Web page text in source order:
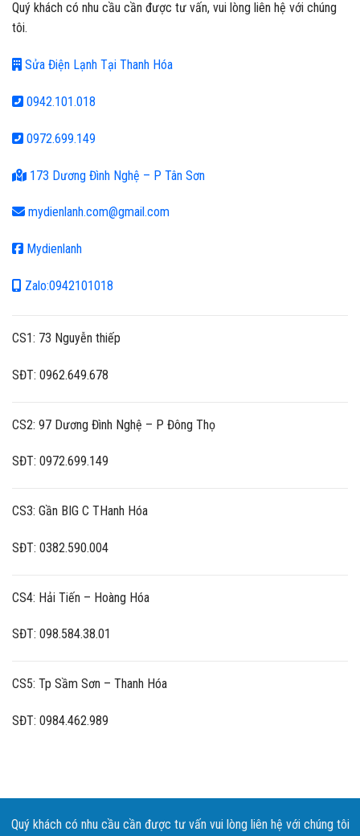
Quý khách có nhu cầu cần được tư vấn, vui lòng liên hệ với chúng
tôi.
Sửa Điện Lạnh Tại Thanh Hóa
0942.101.018
0972.699.149
173 Dương Đình Nghệ – P Tân Sơn
mydienlanh.com@gmail.com
Mydienlanh
Zalo:0942101018
CS1: 73 Nguyễn thiếp
SĐT: 0962.649.678
CS2: 97 Dương Đình Nghệ – P Đông Thọ
SĐT: 0972.699.149
CS3: Gần BIG C THanh Hóa
SĐT: 0382.590.004
CS4: Hải Tiến – Hoàng Hóa
SĐT: 098.584.38.01
CS5: Tp Sầm Sơn – Thanh Hóa
SĐT: 0984.462.989
Quý khách có nhu cầu cần được tư vấn vui lòng liên hệ với chúng tôi